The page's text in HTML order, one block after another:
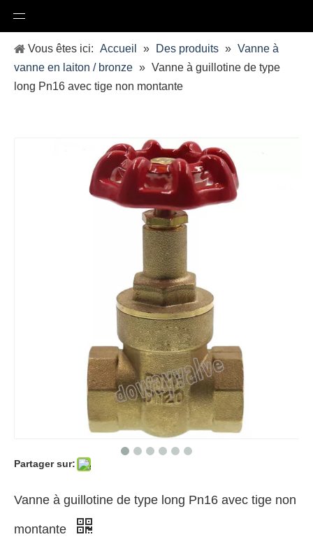
Vous êtes ici: Accueil » Des produits » Vanne à
vanne en laiton / bronze » Vanne à guillotine de type
long Pn16 avec tige non montante
Partager sur:
Vanne à guillotine de type long Pn16 avec tige non
montante